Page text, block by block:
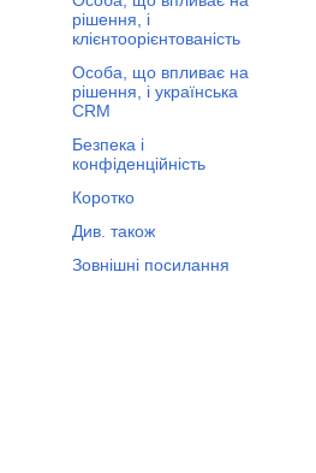
рішення, і
клієнтоорієнтованість
Особа, що впливає на
рішення, і українська
CRM
Безпека і
конфіденційність
Коротко
Див. також
Зовнішні посилання